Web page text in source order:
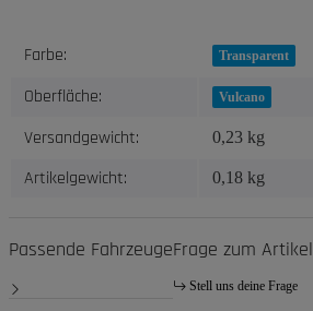
Produkteigenschaft
Wert
Farbe: Transparent
Oberfläche: Vulcano
Versandgewicht: 0,23 kg
Artikelgewicht: 0,18 kg
Passende FahrzeugeFrage zum Artikel
Stell uns deine Frage